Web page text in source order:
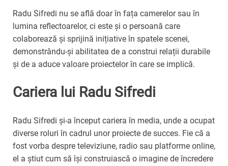
Radu Sifredi nu se află doar în fața camerelor sau în
lumina reflectoarelor, ci este și o persoană care
colaborează și sprijină inițiative în spatele scenei,
demonstrându-și abilitatea de a construi relații durabile
și de a aduce valoare proiectelor în care se implică.
Cariera lui Radu Sifredi
Radu Sifredi și-a început cariera în media, unde a ocupat
diverse roluri în cadrul unor proiecte de succes. Fie că a
fost vorba despre televiziune, radio sau platforme online,
el a știut cum să își construiască o imagine de încredere